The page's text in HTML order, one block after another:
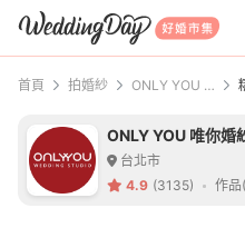
WeddingDay
首頁 拍婚紗 ONLY YOU 唯你婚紗攝影
ONLY YOU 唯你婚
台北市
4.9 (3135) 作品